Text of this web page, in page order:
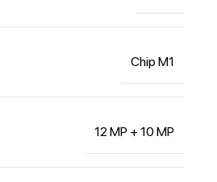
Chip M1
12 MP + 10 MP